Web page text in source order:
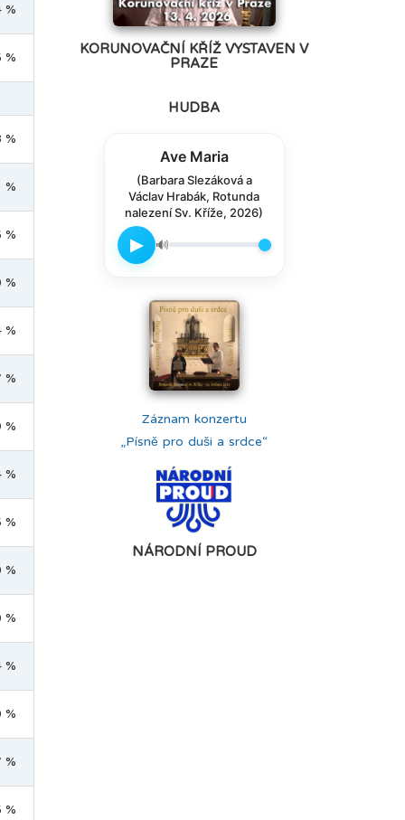
%
%
%
%
%
%
%
%
%
%
%
%
%
%
%
%
%
KORUNOVAČNÍ KŘÍŽ VYSTAVEN V
PRAZE
HUDBA
Ave Maria
(Barbara Slezáková a
Václav Hrabák, Rotunda
nalezení Sv. Kříže, 2026)
▶ 🔊
Záznam konzertu
„Písně pro duši a srdce“
NÁRODNÍ PROUD